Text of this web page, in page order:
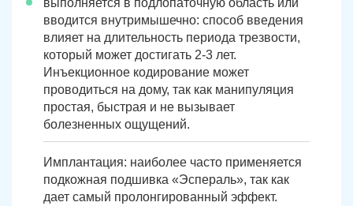
вводится внутримышечно: способ введения
влияет на длительность периода трезвости,
который может достигать 2-3 лет.
Инъекционное кодирование может
проводиться на дому, так как манипуляция
простая, быстрая и не вызывает
болезненных ощущений.
Имплантация: наиболее часто применяется
подкожная подшивка «Эспераль», так как
дает самый пролонгированный эффект.
ПОЛУЧИТЬ ПОМОЩЬ
ЗАДАТЬ ВОПРОС
ПОЛУЧИТЬ ПОМОЩЬ
ПОЛУЧИТЬ ПОМОЩЬ
Касли Роза
Челябинск
Красногорский Нязепетровск
Первомайский Карабаш